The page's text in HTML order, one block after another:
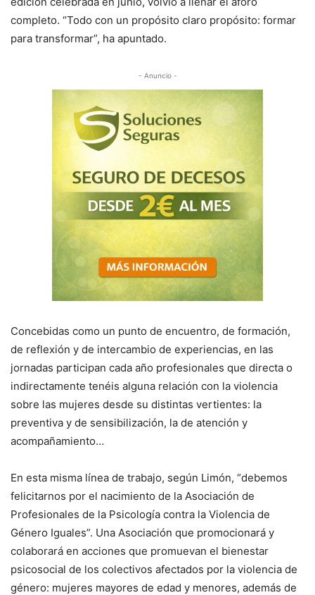
completo. “Todo con un propósito claro propósito: formar
para transformar”, ha apuntado.
- Anuncio -
Concebidas como un punto de encuentro, de formación,
de reflexión y de intercambio de experiencias, en las
jornadas participan cada año profesionales que directa o
indirectamente tenéis alguna relación con la violencia
sobre las mujeres desde su distintas vertientes: la
preventiva y de sensibilización, la de atención y
acompañamiento…
En esta misma línea de trabajo, según Limón, “debemos
felicitarnos por el nacimiento de la Asociación de
Profesionales de la Psicología contra la Violencia de
Género Iguales”. Una Asociación que promocionará y
colaborará en acciones que promuevan el bienestar
psicosocial de los colectivos afectados por la violencia de
género: mujeres mayores de edad y menores, además de